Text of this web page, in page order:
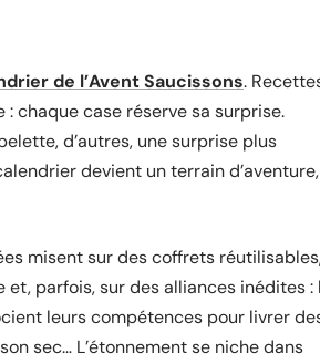
de l’Avent Saucissons.
chaque case réserve sa surprise.
d’autres, une surprise plus
devient un terrain d’aventure,
misent sur des coffrets
parfois, sur des alliances inédites :
leurs compétences pour livrer
sec… L’étonnement se niche dans